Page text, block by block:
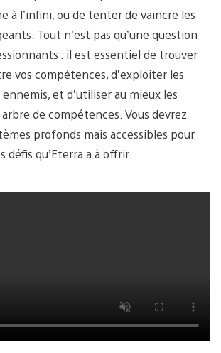
à l’infini, ou de tenter de vaincre les
Tout n’est pas qu’une question
: il est essentiel de trouver
vos compétences, d’exploiter les
et d’utiliser au mieux les
de compétences. Vous devrez
profonds mais accessibles pour
défis qu’Eterra a à offrir.